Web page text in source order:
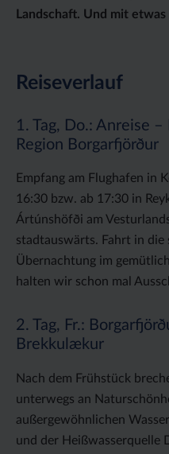
Landschaft. Und mit
Reiseverlauf
1. Tag, Do.: Anreise
Region Borgarfjörður
Empfang am Flughafen in
16:30 bzw. ab 17:30 in
Ártúnshöfði am
stadtauswärts. Fahrt in die
Übernachtung im
halten wir schon mal
2. Tag, Fr.:
Brekkulækur
Nach dem Frühstück
unterwegs an
außergewöhnlichen
und der Heißwasserquelle